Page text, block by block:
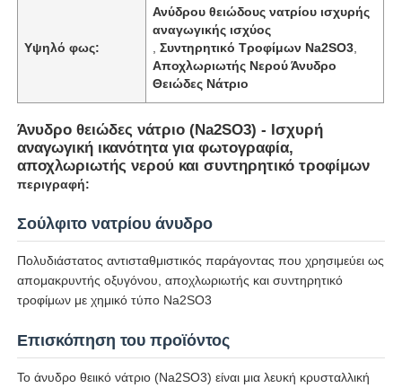
Υψηλό φως:
Ανύδρου θειώδους νατρίου ισχυρής
αναγωγικής ισχύος
,Συντηρητικό Τροφίμων Na2SO3
Αποχλωριωτής Νερού Άνυδρο
Θειώδες Νάτριο
Άνυδρο θειώδες νάτριο (Na2SO3) - Ισχυρή
αναγωγική ικανότητα για φωτογραφία,
αποχλωριωτής νερού και συντηρητικό τροφίμων
περιγραφή:
Σούλφιτο νατρίου άνυδρο
Πολυδιάστατος αντισταθμιστικός παράγοντας που χρησιμεύει ως
απομακρυντής οξυγόνου, αποχλωριωτής και συντηρητικό
τροφίμων με χημικό τύπο Na2SO3
Επισκόπηση του προϊόντος
Το άνυδρο θειικό νάτριο (Na2SO3) είναι μια λευκή κρυσταλλική